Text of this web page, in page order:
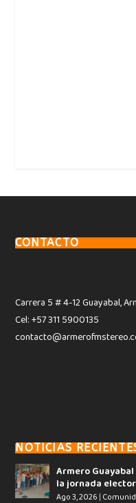
CONTACTO
Carrera 5 # 4-12 Guayabal,
Cel: +57 311 5900135
NOTICIAS
Armero
la jornada
Ago 3, 2026 |